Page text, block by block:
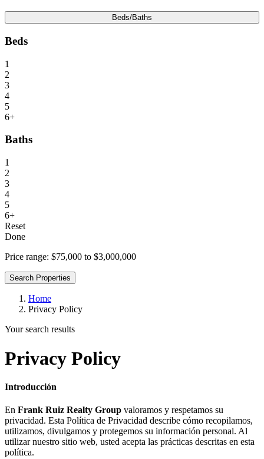
Beds/Baths
Beds
1
2
3
4
5
6+
Baths
1
2
3
4
5
6+
Reset
Done
Price range: $75,000 to $3,000,000
Search Properties
Home
Privacy Policy
Your search results
Privacy Policy
Introducción
En Frank Ruiz Realty Group valoramos y respetamos su
privacidad. Esta Política de Privacidad describe cómo recopilamos,
utilizamos, divulgamos y protegemos su información personal. Al
utilizar nuestro sitio web, usted acepta las prácticas descritas en esta
política.